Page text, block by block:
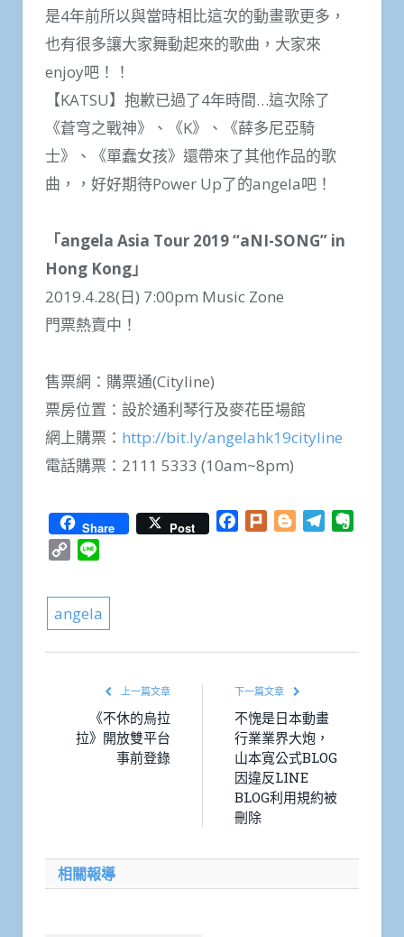
是4年前所以與當時相比這次的動畫歌更多，
也有很多讓大家舞動起來的歌曲，大家來
enjoy吧！！
【KATSU】抱歉已過了4年時間…這次除了
《蒼穹之戰神》、《K》、《薛多尼亞騎
士》、《單蠢女孩》還帶來了其他作品的歌
曲，，好好期待Power Up了的angela吧！
「angela Asia Tour 2019 “aNI-SONG” in
Hong Kong」
2019.4.28(日) 7:00pm Music Zone
門票熱賣中！
售票網：購票通(Cityline)
票房位置：設於通利琴行及麥花臣場館
網上購票： http://bit.ly/angelahk19cityline
電話購票：2111 5333 (10am~8pm)
Share Post Facebook
Plurk BloggerTelegram
Copy
angela
上一篇文章
《不休的烏拉
拉》開放雙平台
事前登錄
下一篇文章
不愧是日本動畫
行業業界大炮，
山本寬公式BLOG
因違反LINE
BLOG利用規約被
刪除
相關報導